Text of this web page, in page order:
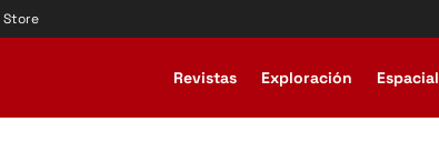
Store
Revistas Exploración Espacial